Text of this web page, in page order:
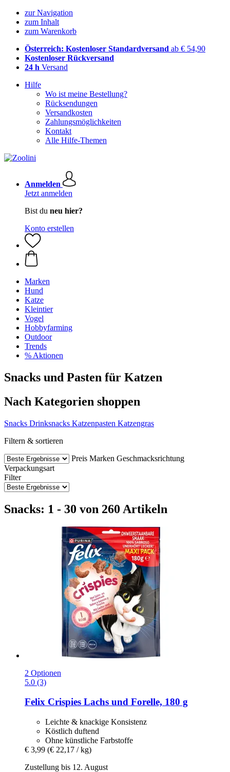
zur Navigation
zum Inhalt
zum Warenkorb
Österreich: Kostenloser Standardversand ab € 54,90
Kostenloser Rückversand
24 h Versand
Hilfe
Wo ist meine Bestellung?
Rücksendungen
Versandkosten
Zahlungsmöglichkeiten
Kontakt
Alle Hilfe-Themen
Anmelden
Jetzt anmelden
Bist du neu hier?
Konto erstellen
Marken
Hund
Katze
Kleintier
Vogel
Hobbyfarming
Outdoor
Trends
% Aktionen
Snacks und Pasten für Katzen
Nach Kategorien shoppen
Snacks Drinksnacks Katzenpasten Katzengras
Filtern & sortieren
Preis Marken Geschmacksrichtung
Verpackungsart
Filter
Snacks: 1 - 30 von 260 Artikeln
2 Optionen
5.0 (3)
Felix Crispies Lachs und Forelle, 180 g
Leichte & knackige Konsistenz
Köstlich duftend
Ohne künstliche Farbstoffe
€ 3,99 (€ 22,17 / kg)
Zustellung bis 12. August